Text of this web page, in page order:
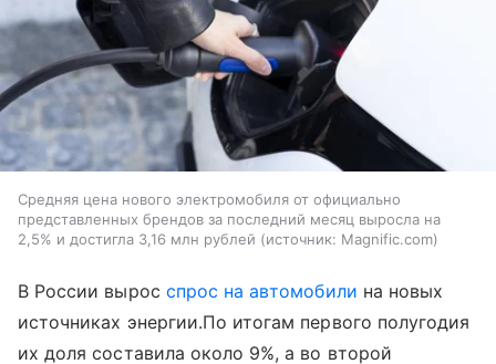
Средняя цена нового электромобиля от официально
представленных брендов за последний месяц выросла на
2,5% и достигла 3,16 млн рублей
источник: Magnific.com
В России вырос спрос на автомобили на новых
источниках энергии.По итогам первого полугодия
их доля составила около 9%, а во второй